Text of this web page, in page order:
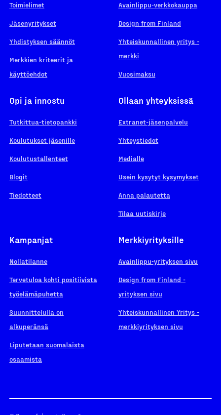
Toimielimet
Jäsenyritykset
Yhdistyksen säännöt
Merkkien kriteerit ja
käyttöehdot
Avainlippu-verkkokauppa
Design from Finland
Yhteiskunnallinen yritys -
merkki
Vuosimaksu
Opi ja innostu
Tutkittua-tietopankki
Koulutukset jäsenille
Koulutustallenteet
Blogit
Tiedotteet
Ollaan yhteyksissä
Extranet-jäsenpalvelu
Yhteystiedot
Medialle
Usein kysytyt kysymykset
Anna palautetta
Tilaa uutiskirje
Kampanjat
Nollatilanne
Tervetuloa kohti positiivista
työelämäpuhetta
Suunnittelulla on
alkuperänsä
Liputetaan suomalaista
osaamista
Merkkiyrityksille
Avainlippu-yrityksen sivu
Design from Finland -
yrityksen sivu
Yhteiskunnallinen Yritys -
merkkiyrityksen sivu